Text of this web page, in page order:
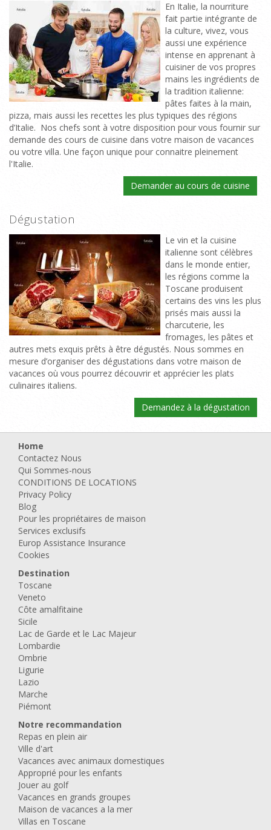
En Italie, la nourriture
fait partie intégrante de
la culture, vivez, vous
aussi une expérience
intense en apprenant à
cuisiner de vos propres
mains les ingrédients de
la tradition italienne:
pâtes faites à la main,
pizza, mais aussi les recettes les plus typiques des régions
d’Italie. Nos chefs sont à votre disposition pour vous fournir sur
demande des cours de cuisine dans votre maison de vacances
ou votre villa. Une façon unique pour connaitre pleinement
l'Italie.
Demander au cours de cuisine
Dégustation
Le vin et la cuisine
italienne sont célèbres
dans le monde entier,
les régions comme la
Toscane produisent
certains des vins les plus
prisés mais aussi la
charcuterie, les
fromages, les pâtes et
autres mets exquis prêts à être dégustés. Nous sommes en
mesure d’organiser des dégustations dans votre maison de
vacances où vous pourrez découvrir et apprécier les plats
culinaires italiens.
Demandez à la dégustation
Home
Contactez Nous
Qui Sommes-nous
CONDITIONS DE LOCATIONS
Privacy Policy
Blog
Pour les propriétaires de maison
Services exclusifs
Europ Assistance Insurance
Cookies
Destination
Toscane
Veneto
Côte amalfitaine
Sicile
Lac de Garde et le Lac Majeur
Lombardie
Ombrie
Ligurie
Lazio
Marche
Piémont
Notre recommandation
Repas en plein air
Ville d'art
Vacances avec animaux domestiques
Approprié pour les enfants
Jouer au golf
Vacances en grands groupes
Maison de vacances a la mer
Villas en Toscane